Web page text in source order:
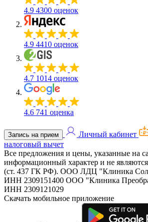
4.9 4300 оценок
4.9 4410 оценок
4.7 1014 оценок
4.6 741 оценка
Запись на прием Личный кабинет
налоговый вычет
Все предложения и цены, указанные на
информационный характер и не
(ст. 437 ГК РФ). ООО ЛДЦ "Клиника
ИНН 2309151400 ООО "Клиника
ИНН 2309121029
Скачать мобильное приложение